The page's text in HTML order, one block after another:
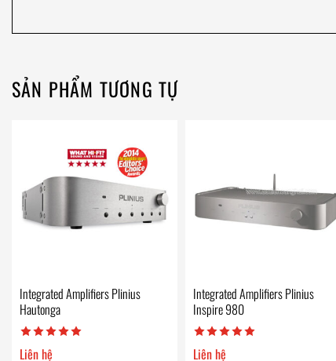
SẢN PHẨM TƯƠNG TỰ
Integrated Amplifiers Plinius
Hautonga
Liên hệ
Integrated Amplifiers Plinius
Inspire 980
Liên hệ